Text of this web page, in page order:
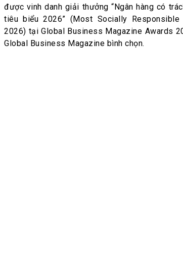
được vinh danh giải thưởng “Ngân hàng có
tiêu biểu 2026” (Most Socially Responsible
2026) tại Global Business Magazine Awards
Global Business Magazine bình chọn.